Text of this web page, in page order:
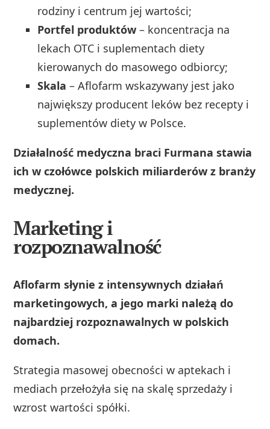
rodziny i centrum jej wartości;
Portfel produktów – koncentracja na
lekach OTC i suplementach diety
kierowanych do masowego odbiorcy;
Skala – Aflofarm wskazywany jest jako
największy producent leków bez recepty i
suplementów diety w Polsce.
Działalność medyczna braci Furmana stawia
ich w czołówce polskich miliarderów z branży
medycznej.
Marketing i
rozpoznawalność
Aflofarm słynie z intensywnych działań
marketingowych, a jego marki należą do
najbardziej rozpoznawalnych w polskich
domach.
Strategia masowej obecności w aptekach i
mediach przełożyła się na skalę sprzedaży i
wzrost wartości spółki.